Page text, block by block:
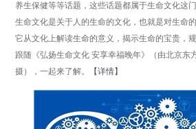
养生保健等等话题，这些话题都属于生命文化这
生命文化是关于人的生命的文化，也就是对生命
它从文化上解读生命的意义，揭示生命的宝贵，
跟随《弘扬生命文化 安享幸福晚年》（由北京东
摄），一起来了解。
【详情】
点击数：1147